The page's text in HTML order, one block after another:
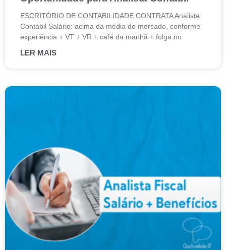
ESCRITÓRIO DE CONTABILIDADE CONTRATA Analista
Contábil Salário: acima da média do mercado, conforme
experiência + VT + VR + café da manhã + folga no
LER MAIS